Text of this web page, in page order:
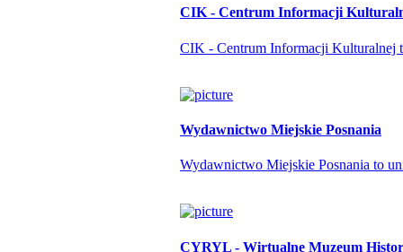
CIK - Centrum Informacji
CIK - Centrum Informacji Kulturalnej
Wydawnictwo Miejskie Posnania
Wydawnictwo Miejskie Posnania to
CYRYL - Wirtualne Muzeum